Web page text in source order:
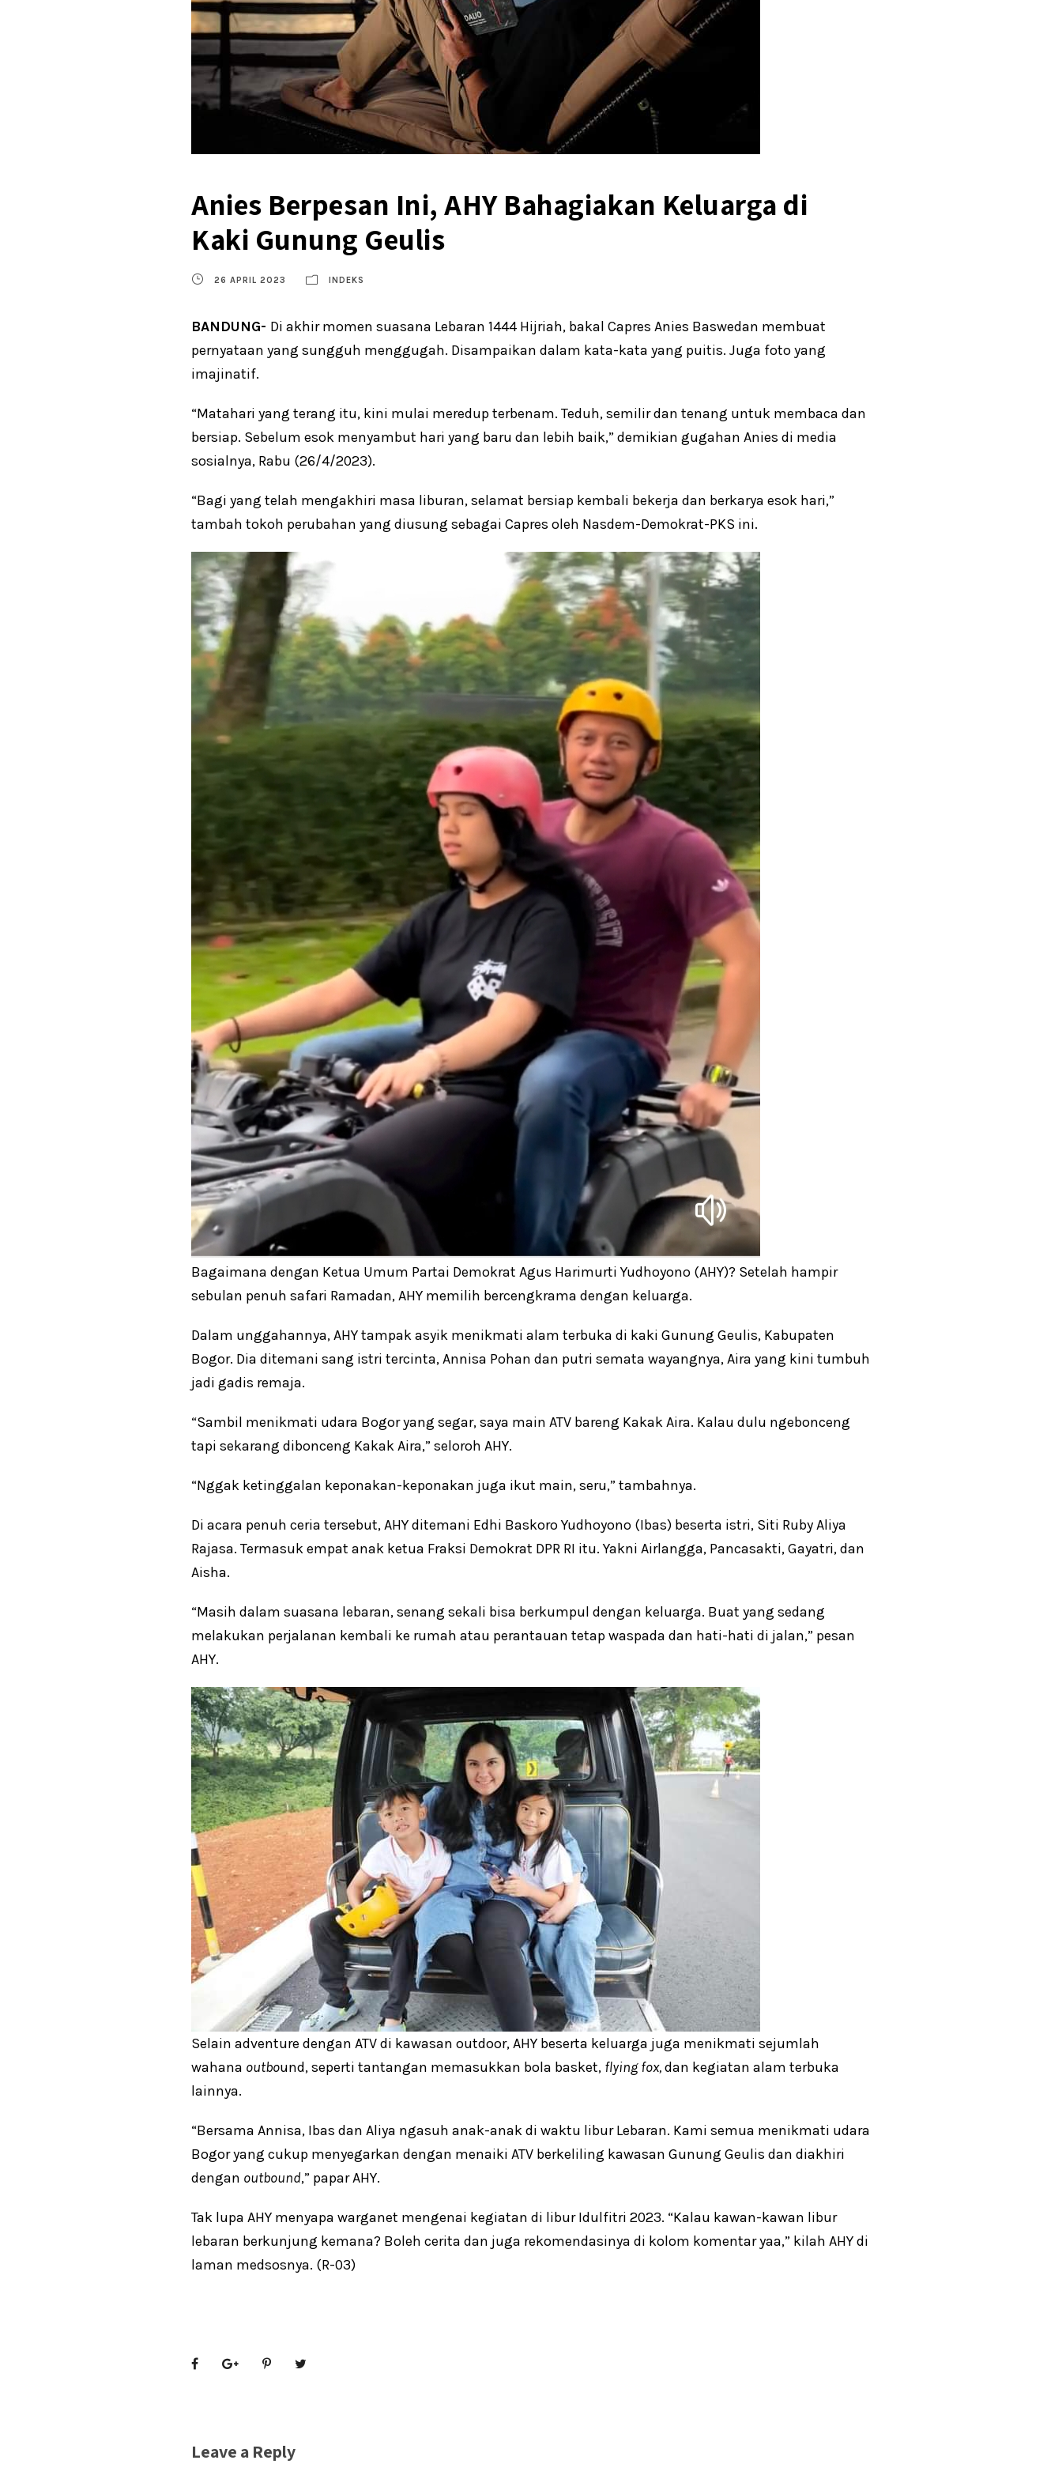
Anies Berpesan Ini, AHY Bahagiakan Keluarga di
Kaki Gunung Geulis
26 APRIL 2023 INDEKS
BANDUNG- Di akhir momen suasana Lebaran 1444 Hijriah, bakal Capres Anies Baswedan membuat
pernyataan yang sungguh menggugah. Disampaikan dalam kata-kata yang puitis. Juga foto yang
imajinatif.
“Matahari yang terang itu, kini mulai meredup terbenam. Teduh, semilir dan tenang untuk membaca dan
bersiap. Sebelum esok menyambut hari yang baru dan lebih baik,” demikian gugahan Anies di media
sosialnya, Rabu (26/4/2023).
“Bagi yang telah mengakhiri masa liburan, selamat bersiap kembali bekerja dan berkarya esok hari,”
tambah tokoh perubahan yang diusung sebagai Capres oleh Nasdem-Demokrat-PKS ini.
Bagaimana dengan Ketua Umum Partai Demokrat Agus Harimurti Yudhoyono (AHY)? Setelah hampir
sebulan penuh safari Ramadan, AHY memilih bercengkrama dengan keluarga.
Dalam unggahannya, AHY tampak asyik menikmati alam terbuka di kaki Gunung Geulis, Kabupaten
Bogor. Dia ditemani sang istri tercinta, Annisa Pohan dan putri semata wayangnya, Aira yang kini tumbuh
jadi gadis remaja.
“Sambil menikmati udara Bogor yang segar, saya main ATV bareng Kakak Aira. Kalau dulu ngebonceng
tapi sekarang dibonceng Kakak Aira,” seloroh AHY.
“Nggak ketinggalan keponakan-keponakan juga ikut main, seru,” tambahnya.
Di acara penuh ceria tersebut, AHY ditemani Edhi Baskoro Yudhoyono (Ibas) beserta istri, Siti Ruby Aliya
Rajasa. Termasuk empat anak ketua Fraksi Demokrat DPR RI itu. Yakni Airlangga, Pancasakti, Gayatri, dan
Aisha.
“Masih dalam suasana lebaran, senang sekali bisa berkumpul dengan keluarga. Buat yang sedang
melakukan perjalanan kembali ke rumah atau perantauan tetap waspada dan hati-hati di jalan,” pesan
AHY.
Selain adventure dengan ATV di kawasan outdoor, AHY beserta keluarga juga menikmati sejumlah
wahana outbound, seperti tantangan memasukkan bola basket, flying fox,dan kegiatan alam terbuka
lainnya.
“Bersama Annisa, Ibas dan Aliya ngasuh anak-anak di waktu libur Lebaran. Kami semua menikmati udara
Bogor yang cukup menyegarkan dengan menaiki ATV berkeliling kawasan Gunung Geulis dan diakhiri
dengan outbound,” papar AHY.
Tak lupa AHY menyapa warganet mengenai kegiatan di libur Idulfitri 2023. “Kalau kawan-kawan libur
lebaran berkunjung kemana? Boleh cerita dan juga rekomendasinya di kolom komentar yaa,” kilah AHY di
laman medsosnya. (R-03)
Leave a Reply